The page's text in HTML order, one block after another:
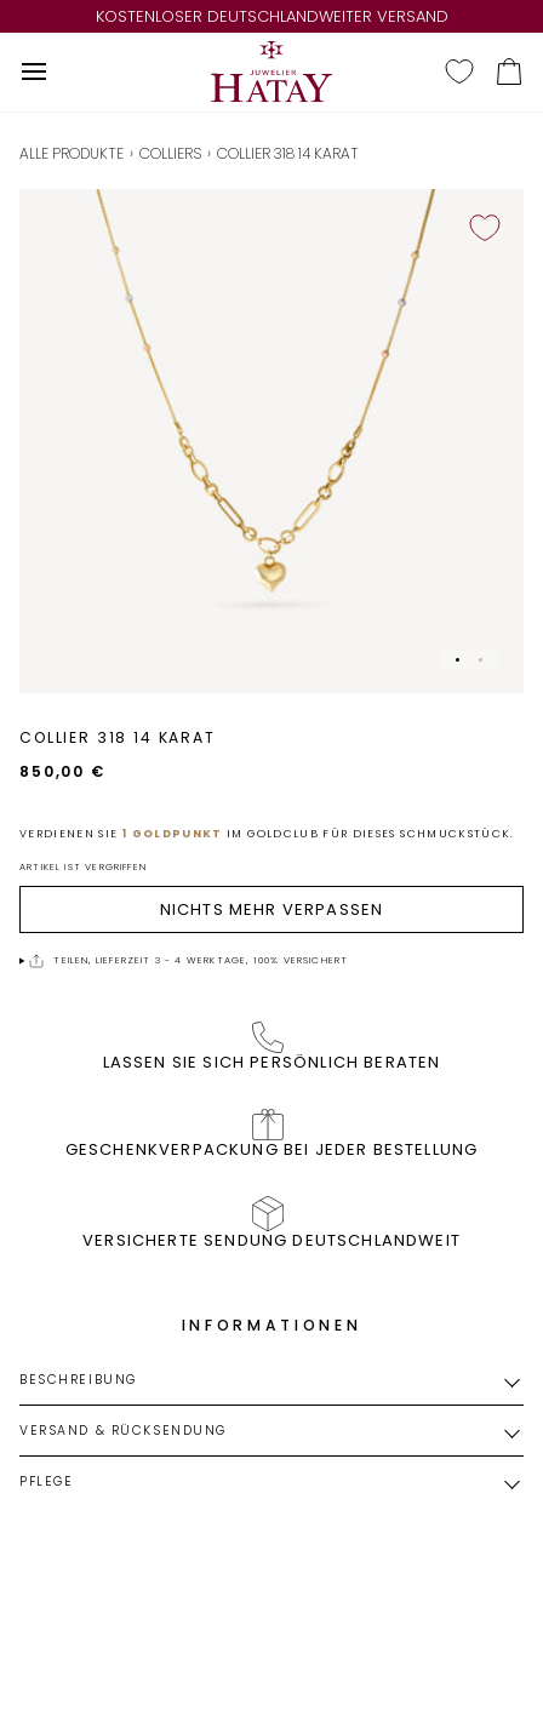
zum
KOSTENLOSER DEUTSCHLANDWEITER VERSAND
ALLE PRODUKTE › COLLIERS › COLLIER 318 14 KARAT
COLLIER 318 14 KARAT
850,00 €
VERDIENEN SIE 1 GOLDPUNKT IM GOLDCLUB FÜR DIESES SCHMUCKSTÜCK.
ARTIKEL IST VERGRIFFEN
NICHTS MEHR VERPASSEN
TEILEN, LIEFERZEIT 3 - 4 WERKTAGE, 100% VERSICHERT
LASSEN SIE SICH PERSÖNLICH BERATEN
GESCHENKVERPACKUNG BEI JEDER BESTELLUNG
VERSICHERTE SENDUNG DEUTSCHLANDWEIT
INFORMATIONEN
BESCHREIBUNG
VERSAND & RÜCKSENDUNG
PFLEGE